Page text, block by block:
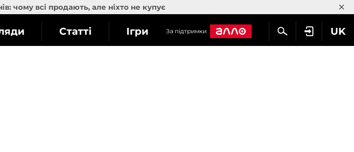
чому всі продають, але ніхто не купує ×
UK
Статті Ігри За підтримки